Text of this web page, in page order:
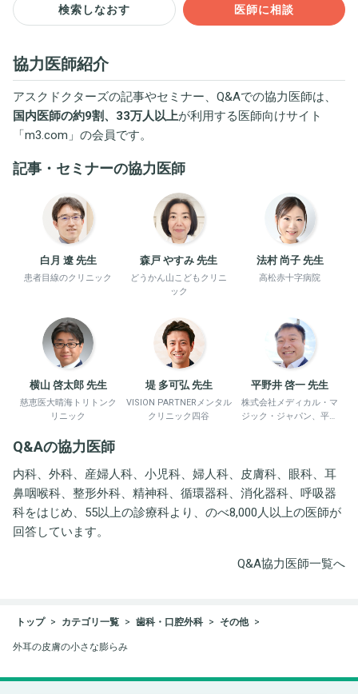
検索しなおす 医師に相談
協力医師紹介
アスクドクターズの記事やセミナー、Q&Aでの協力医師は、
国内医師の約9割、33万人以上が利用する医師向けサイト
「m3.com 」の会員です。
記事・セミナーの協力医師
白月 遼 先生
患者目線のクリニック
森戸 やすみ 先生
どうかん山こどもクリニ
ック
法村 尚子 先生
高松赤十字病院
横山 啓太郎 先生
慈恵医大晴海トリトンク
リニック
堤 多可弘 先生
VISION PARTNERメンタル
クリニック四谷
平野井 啓一 先生
株式会社メディカル・マ
ジック・ジャパン、平野
Q&Aの協力医師
内科、外科、産婦人科、小児科、婦人科、皮膚科、眼科、耳
鼻咽喉科、整形外科、精神科、循環器科、消化器科、呼吸器
科をはじめ、55以上の診療科より、のべ8,000人以上の医師が
回答しています。
Q&A協力医師一覧へ
トップ カテゴリ一覧 歯科・口腔外科 その他
外耳の皮膚の小さな膨らみ